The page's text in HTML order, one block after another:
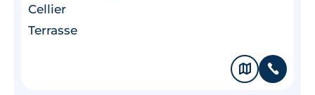
Cellier
Terrasse
🗞 📞